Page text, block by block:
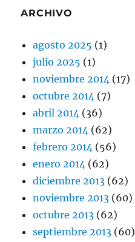
ARCHIVO
agosto 2025 (1)
julio 2025 (1)
noviembre 2014 (17)
octubre 2014 (7)
abril 2014 (36)
marzo 2014 (62)
febrero 2014 (56)
enero 2014 (62)
diciembre 2013 (62)
noviembre 2013 (60)
octubre 2013 (62)
septiembre 2013 (60)